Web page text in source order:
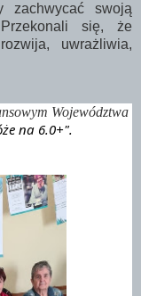
zachwycać swoją
się, że
uwrażliwia,
Województwa
na 6.0+".